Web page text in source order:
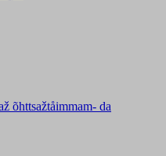
õhttsažtåimmam- da